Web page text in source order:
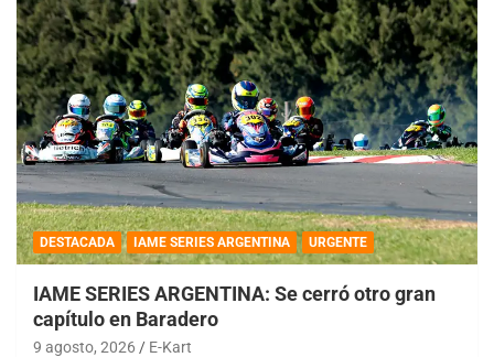
DESTACADA IAME SERIES ARGENTINA URGENTE
IAME SERIES ARGENTINA: Se cerró otro gran
capítulo en Baradero
9 agosto, 2026 E-Kart